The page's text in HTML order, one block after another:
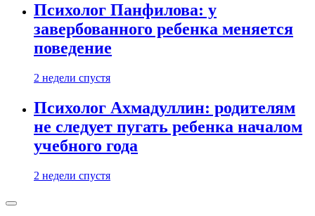
Психолог Панфилова: у
завербованного ребенка меняется
поведение
2 недели спустя
Психолог Ахмадуллин: родителям
не следует пугать ребенка началом
учебного года
2 недели спустя